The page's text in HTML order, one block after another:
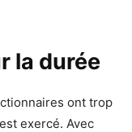
la durée
ont trop
exercé. Avec